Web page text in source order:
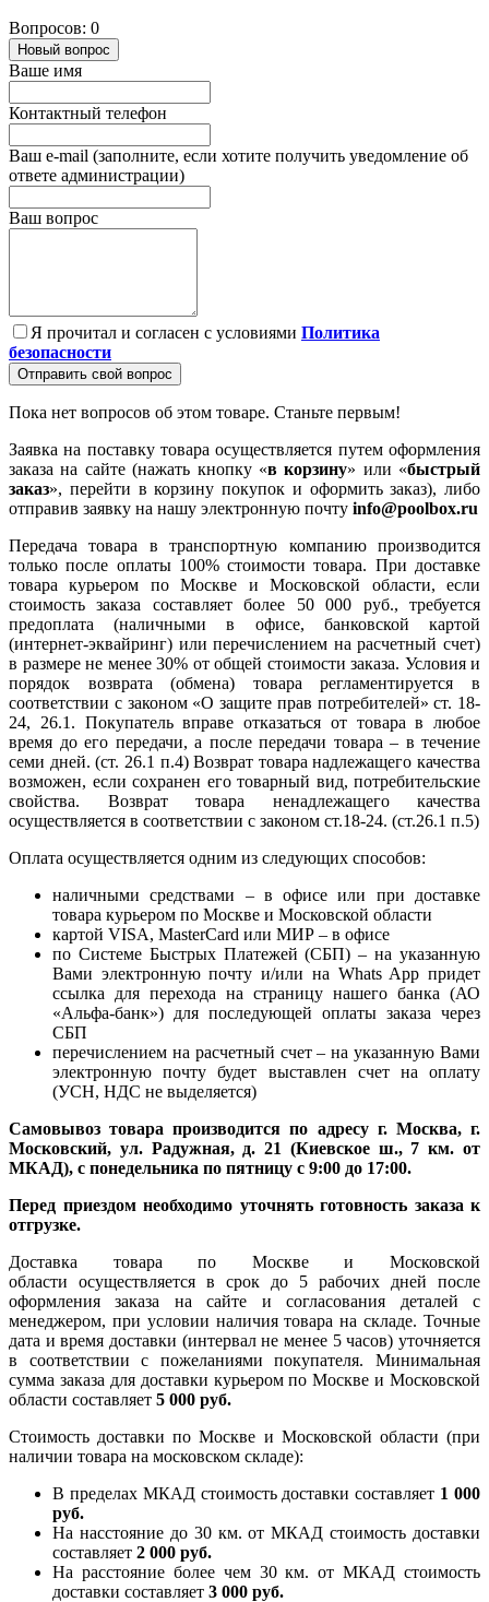
Вопросов: 0
Новый вопрос
Ваше имя
Контактный телефон
Ваш e-mail (заполните, если хотите получить уведомление об
ответе администрации)
Ваш вопрос
Я прочитал и согласен с условиями Политика
безопасности
Отправить свой вопрос
Пока нет вопросов об этом товаре. Станьте первым!
Заявка на поставку товара осуществляется путем оформления
заказа на сайте (нажать кнопку «в корзину» или «быстрый
заказ», перейти в корзину покупок и оформить заказ), либо
отправив заявку на нашу электронную почту info@poolbox.ru
Передача товара в транспортную компанию производится
только после оплаты 100% стоимости товара. При доставке
товара курьером по Москве и Московской области, если
стоимость заказа составляет более 50 000 руб., требуется
предоплата (наличными в офисе, банковской картой
(интернет-эквайринг) или перечислением на расчетный счет)
в размере не менее 30% от общей стоимости заказа. Условия и
порядок возврата (обмена) товара регламентируется в
соответствии с законом «О защите прав потребителей» ст. 18-
24, 26.1. Покупатель вправе отказаться от товара в любое
время до его передачи, а после передачи товара – в течение
семи дней. (ст. 26.1 п.4) Возврат товара надлежащего качества
возможен, если сохранен его товарный вид, потребительские
свойства. Возврат товара ненадлежащего качества
осуществляется в соответствии с законом ст.18-24. (ст.26.1 п.5)
Оплата осуществляется одним из следующих способов:
наличными средствами – в офисе или при доставке
товара курьером по Москве и Московской области
картой VISA, MasterCard или МИР – в офисе
по Системе Быстрых Платежей (СБП) – на указанную
Вами электронную почту и/или на Whats App придет
ссылка для перехода на страницу нашего банка (АО
«Альфа-банк») для последующей оплаты заказа через
СБП
перечислением на расчетный счет – на указанную Вами
электронную почту будет выставлен счет на оплату
(УСН, НДС не выделяется)
Самовывоз товара производится по адресу г. Москва, г.
Московский, ул. Радужная, д. 21 (Киевское ш., 7 км. от
МКАД), с понедельника по пятницу с 9:00 до 17:00.
Перед приездом необходимо уточнять готовность заказа к
отгрузке.
Доставка товара по Москве и Московской
области осуществляется в срок до 5 рабочих дней после
оформления заказа на сайте и согласования деталей с
менеджером, при условии наличия товара на складе. Точные
дата и время доставки (интервал не менее 5 часов) уточняется
в соответствии с пожеланиями покупателя. Минимальная
сумма заказа для доставки курьером по Москве и Московской
области составляет 5 000 руб.
Стоимость доставки по Москве и Московской области (при
наличии товара на московском складе):
В пределах МКАД стоимость доставки составляет 1 000
руб.
На насcтояние до 30 км. от МКАД стоимость доставки
составляет 2 000 руб.
На расстояние более чем 30 км. от МКАД стоимость
доставки составляет 3 000 руб.